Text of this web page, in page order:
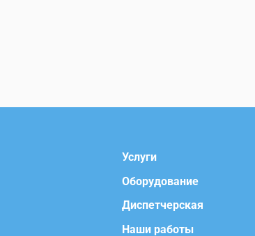
Услуги
Оборудование
Диспетчерская
Наши работы